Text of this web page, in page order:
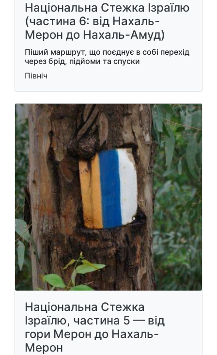
Національна Стежка Ізраїлю
(частина 6: від Нахаль-
Мерон до Нахаль-Амуд)
Піший маршрут, що поєднує в собі перехід
через брід, підйоми та спуски
Північ
Національна Стежка
Ізраїлю, частина 5 — від
гори Мерон до Нахаль-
Мерон